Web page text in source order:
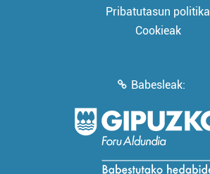
Pribatutasun politika
Cookieak
Babesleak: